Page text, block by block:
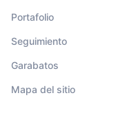
Portafolio
Seguimiento
Garabatos
Mapa del sitio